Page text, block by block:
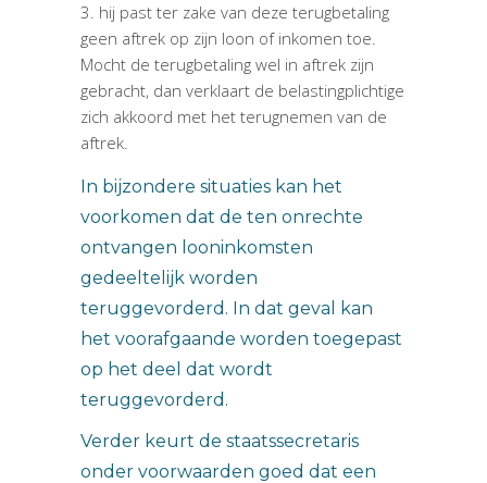
hij past ter zake van deze terugbetaling
geen aftrek op zijn loon of inkomen toe.
Mocht de terugbetaling wel in aftrek zijn
gebracht, dan verklaart de belastingplichtige
zich akkoord met het terugnemen van de
aftrek.
In bijzondere situaties kan het
voorkomen dat de ten onrechte
ontvangen looninkomsten
gedeeltelijk worden
teruggevorderd. In dat geval kan
het voorafgaande worden toegepast
op het deel dat wordt
teruggevorderd.
Verder keurt de staatssecretaris
onder voorwaarden goed dat een